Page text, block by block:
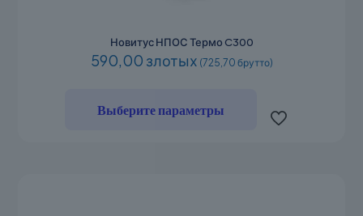
Новитус НПОС Термо C300
590,00 злотых (725,70 брутто)
Выберите параметры
имеет
несколько